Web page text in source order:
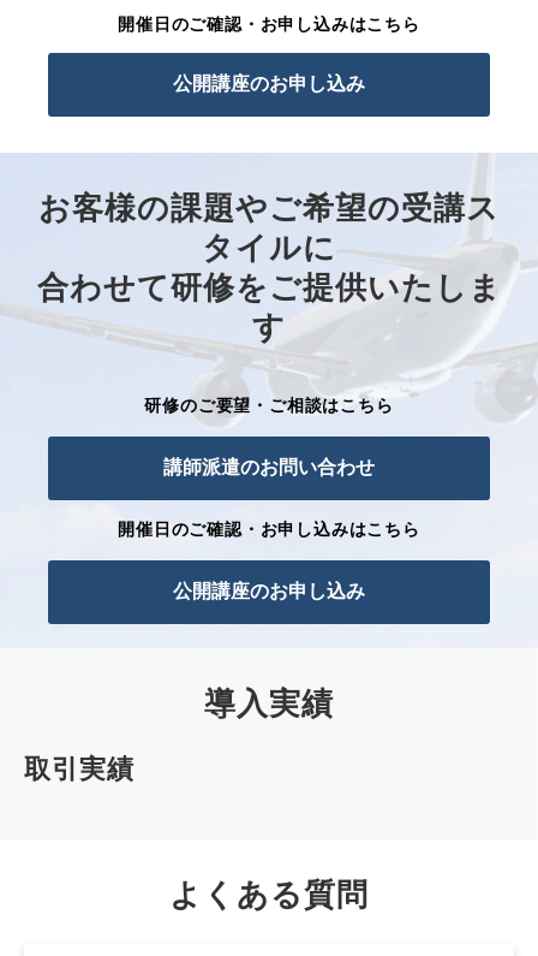
開催日のご確認・お申し込みはこちら
公開講座のお申し込み
お客様の課題やご希望の受講ス
タイルに
合わせて研修をご提供いたしま
す
研修のご要望・ご相談はこちら
講師派遣のお問い合わせ
開催日のご確認・お申し込みはこちら
公開講座のお申し込み
導入実績
取引実績
よくある質問